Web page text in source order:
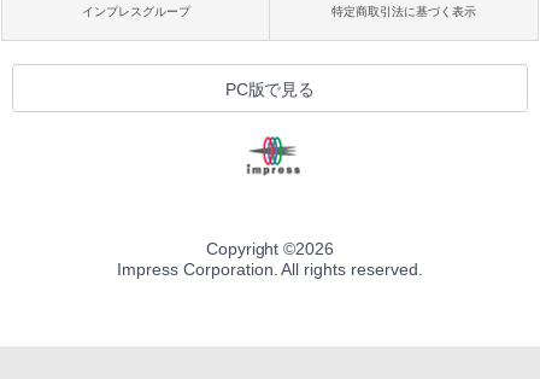
インプレスグループ 特定商取引法に基づく表示
PC版で見る
Copyright ©2026
Impress Corporation. All rights reserved.